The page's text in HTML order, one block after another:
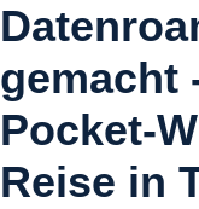
gemacht
Pocket-
Reise in